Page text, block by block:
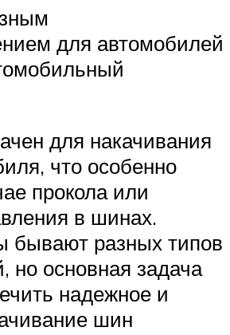
для автомобилей
для накачивания
что особенно
прокола или
в шинах.
бывают разных типов
но основная задача
надежное и
шин